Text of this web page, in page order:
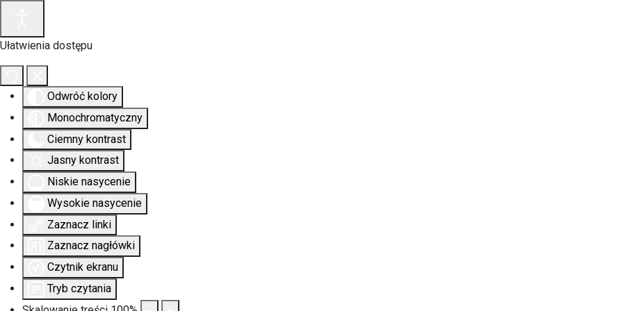
Ułatwienia dostępu
Odwróć kolory
Monochromatyczny
Ciemny kontrast
Jasny kontrast
Niskie nasycenie
Wysokie nasycenie
Zaznacz linki
Zaznacz nagłówki
Czytnik ekranu
Tryb czytania